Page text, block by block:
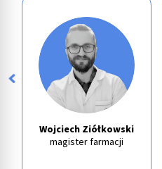
Wojciech Ziółkowski
magister farmacji